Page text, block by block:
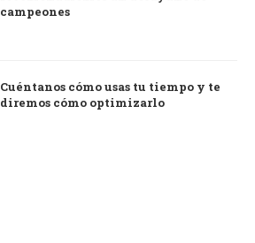
campeones
Cuéntanos cómo usas tu tiempo y te
diremos cómo optimizarlo